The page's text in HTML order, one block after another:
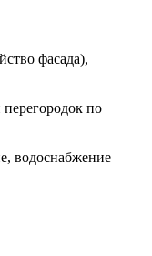
фасада),
по
водоснабжение